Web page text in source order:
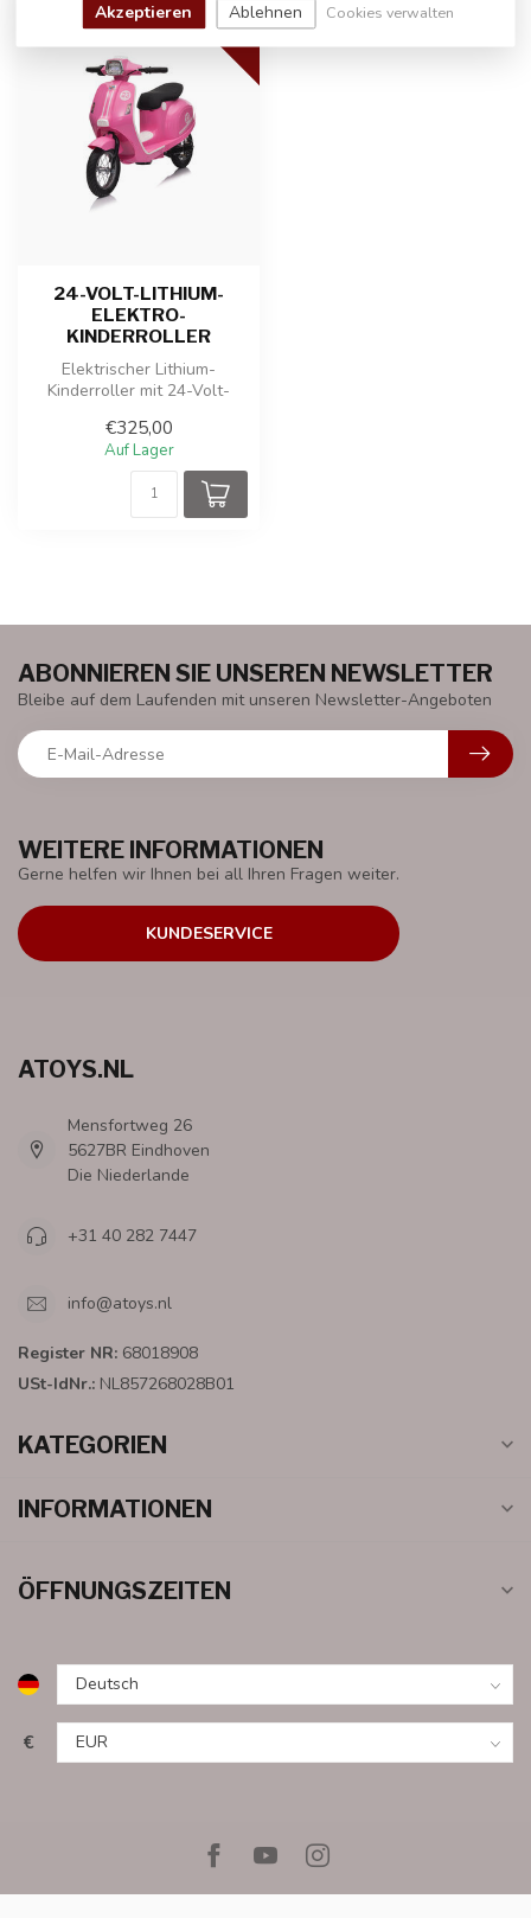
LITHIUM
24-VOLT-LITHIUM-
ELEKTRO-
KINDERROLLER
Elektrischer Lithium-
Kinderroller mit 24-Volt-
€325,00
Auf Lager
WEITERE INFORMATIONEN
Gerne helfen wir Ihnen bei all Ihren Fragen weiter.
KUNDESERVICE
ABONNIEREN SIE UNSEREN NEWSLETTER
Bleibe auf dem Laufenden mit unseren Newsletter-Angeboten
ATOYS.NL
Mensfortweg 26
5627BR Eindhoven
Die Niederlande
+31 40 282 7447
info@atoys.nl
Register NR: 68018908
USt-IdNr.: NL857268028B01
KATEGORIEN
INFORMATIONEN
ÖFFNUNGSZEITEN
€
Akzeptieren Ablehnen Cookies verwalten